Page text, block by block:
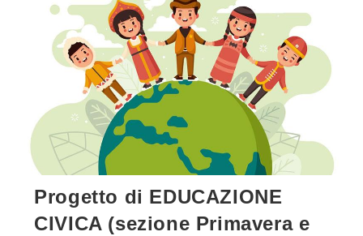
Progetto di EDUCAZIONE
CIVICA (sezione Primavera e